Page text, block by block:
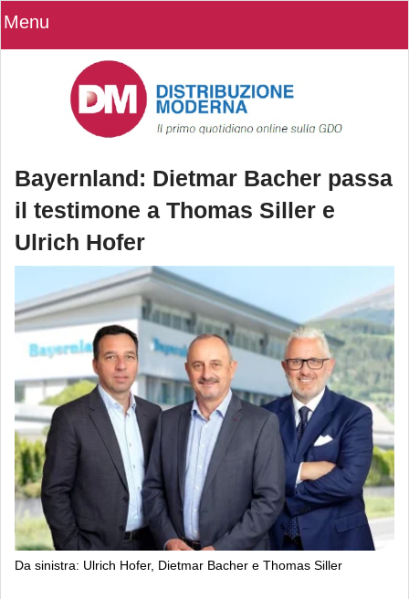
Menu
Bayernland: Dietmar Bacher passa
il testimone a Thomas Siller e
Ulrich Hofer
Da sinistra: Ulrich Hofer, Dietmar Bacher e Thomas Siller